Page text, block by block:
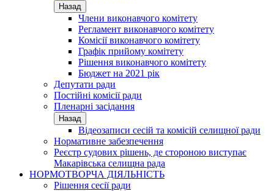
Назад
Члени виконавчого комітету
Регламент виконавчого комітету
Комісії виконавчого комітету
Графік прийому комітету
Рішення виконавчого комітету
Бюджет на 2021 рік
Депутати ради
Постійні комісії ради
Пленарні засідання
Назад
Відеозаписи сесій та комісій селищної ради
Нормативне забезпечення
Реєстр судових рішень, де стороною виступає
Макарівська селищна рада
НОРМОТВОРЧА ДІЯЛЬНІСТЬ
Рішення сесії ради